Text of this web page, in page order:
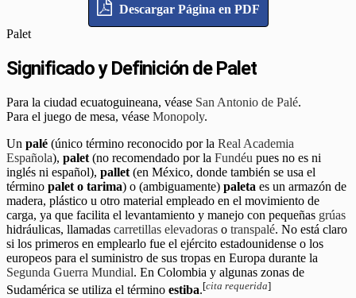
Descargar Página en PDF
Palet
Significado y Definición de Palet
Para la ciudad ecuatoguineana, véase San Antonio de Palé.
Para el juego de mesa, véase Monopoly.
Un palé (único término reconocido por la Real Academia
Española),​ palet (no recomendado por la Fundéu pues no es ni
inglés ni español), ​ pallet (en México, donde también se usa el
término palet o tarima) o (ambiguamente) paleta es un armazón de
madera, plástico u otro material empleado en el movimiento de
carga, ya que facilita el levantamiento y manejo con pequeñas grúas
hidráulicas, llamadas carretillas elevadoras o transpalé. No está claro
si los primeros en emplearlo fue el ejército estadounidense o los
europeos para el suministro de sus tropas en Europa durante la
Segunda Guerra Mundial. En Colombia y algunas zonas de
Sudamérica se utiliza el término estiba.[cita requerida]